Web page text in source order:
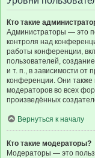
Кто такие
Администраторы — это
контроля над
работы конференции,
пользователей,
и т. п., в зависимости от
конференции. Они также
модераторов во всех
произведённых
Вернуться к началу
Кто такие модераторы?
Модераторы — это